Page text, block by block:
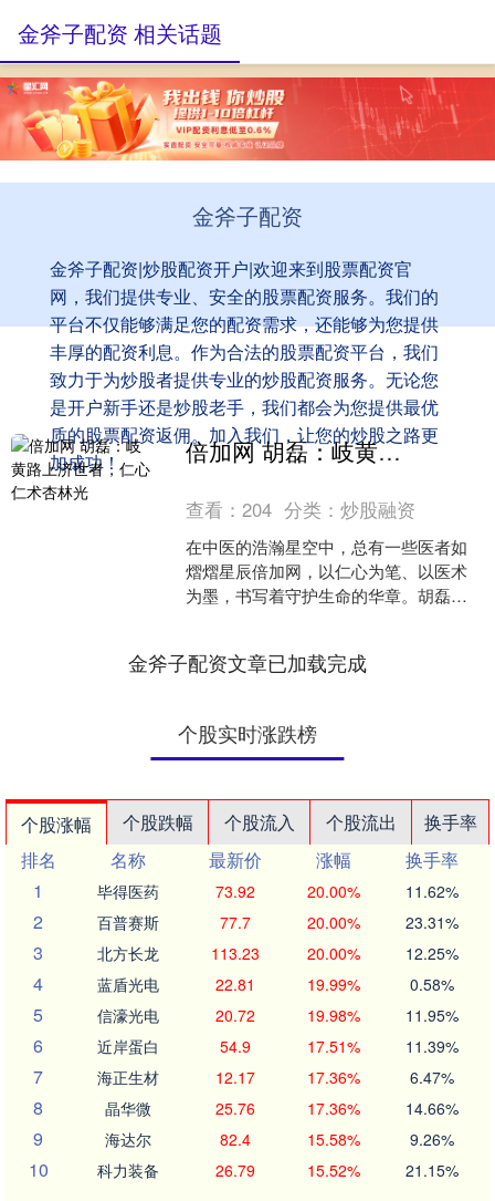
金斧子配资
金斧子配资|炒股配资开户|欢迎来到股票配资官
网，我们提供专业、安全的股票配资服务。我们的
平台不仅能够满足您的配资需求，还能够为您提供
丰厚的配资利息。作为合法的股票配资平台，我们
致力于为炒股者提供专业的炒股配资服务。无论您
是开户新手还是炒股老手，我们都会为您提供最优
质的股票配资返佣。加入我们，让您的炒股之路更
加成功！
金斧子配资 相关话题
倍加网 胡磊：岐黄路上济世者，仁心仁术杏林光
查看：204 分类：炒股融资
在中医的浩瀚星空中，总有一些医者如
熠熠星辰倍加网，以仁心为笔、以医术
为墨，书写着守护生命的华章。胡磊主
金斧子配资文章已加载完成
个股实时涨跌榜
个股涨幅 个股跌幅 个股流入 个股流出
换手率
排名
名称 最新价 涨幅
换手率
1
毕得医药 73.92 20.00% 11.62%
2 百普赛斯 77.7 20.00% 23.31%
3 北方长龙 113.23 20.00% 12.25%
4 蓝盾光电 22.81 19.99% 0.58%
5 信濠光电 20.72 19.98% 11.95%
6 近岸蛋白 54.9 17.51% 11.39%
7 海正生材 12.17 17.36% 6.47%
8 晶华微 25.76 17.36% 14.66%
9 海达尔 82.4 15.58% 9.26%
10 科力装备 26.79 15.52% 21.15%